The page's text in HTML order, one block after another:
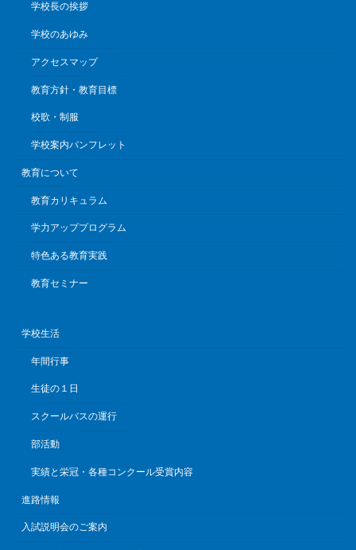
学校長の挨拶
学校のあゆみ
アクセスマップ
教育方針・教育目標
校歌・制服
学校案内パンフレット
教育について
教育カリキュラム
学力アッププログラム
特色ある教育実践
教育セミナー
学校生活
年間行事
生徒の１日
スクールバスの運行
部活動
実績と栄冠・各種コンクール受賞内容
進路情報
入試説明会のご案内